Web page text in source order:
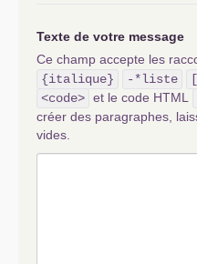
Texte de votre message
Ce champ accepte les
{italique}
-*liste
<code> et le code HTML
créer des paragraphes,
vides.